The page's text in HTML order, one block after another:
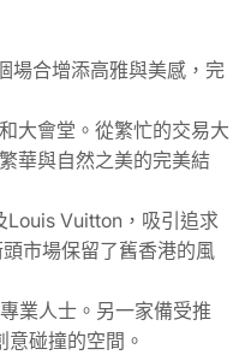
場合增添高雅與美感，完
大會堂。從繁忙的交易大
華與自然之美的完美結
Louis Vuitton，吸引追求
市場保留了舊香港的風
業人士。另一家備受推
碰撞的空間。